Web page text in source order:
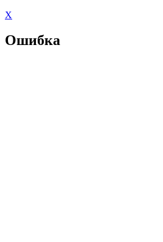
X
Ошибка